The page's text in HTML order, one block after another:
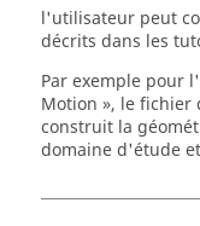
l'utilisateur peut
décrits dans les
Par exemple pour
Motion », le fichier
construit la
domaine d'étude